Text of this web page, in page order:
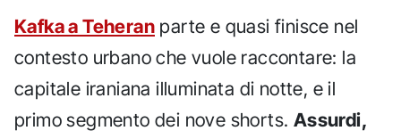
Kafka a Teheran parte e quasi finisce nel
contesto urbano che vuole raccontare: la
capitale iraniana illuminata di notte, e il
primo segmento dei nove shorts. Assurdi,